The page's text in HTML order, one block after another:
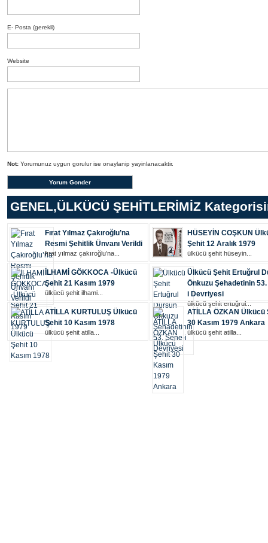
E- Posta (gerekli)
Website
Not: Yorumunuz uygun gorulur ise onaylanip yayinlanacaktir.
GENEL,ÜLKÜCÜ ŞEHİTLERİMİZ
Fırat Yılmaz Çakıroğlu’na
Resmi Şehitlik Ünvanı Verildi
fırat yılmaz çakıroğlu’na...
HÜSEYİN COŞKUN
Şehit 12 Aralık 1979
ülkücü şehi̇t hüseyi̇n...
İLHAMİ GÖKKOCA -Ülkücü
Şehit 21 Kasım 1979
ülkücü şehi̇t i̇lhami̇...
Ülkücü Şehit Ertuğrul
Önkuzu Şehadetinin
i Devriyesi
ülkücü şehi̇t ertuğrul...
ATİLLA KURTULUŞ Ülkücü
Şehit 10 Kasım 1978
ülkücü şehi̇t ati̇lla...
ATİLLA ÖZKAN Ülkücü
30 Kasım 1979 Ankara
ülkücü şehi̇t ati̇lla...